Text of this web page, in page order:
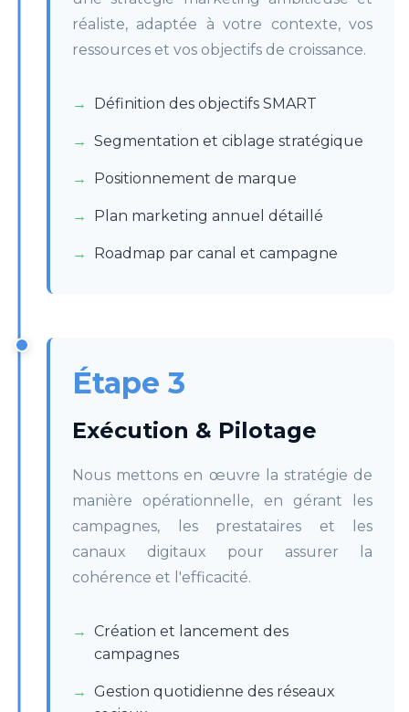
réaliste, adaptée à votre contexte, vos
ressources et vos objectifs de croissance.
Définition des objectifs SMART
Segmentation et ciblage stratégique
Positionnement de marque
Plan marketing annuel détaillé
Roadmap par canal et campagne
Étape 3
Exécution & Pilotage
Nous mettons en œuvre la stratégie de
manière opérationnelle, en gérant les
campagnes, les prestataires et les
canaux digitaux pour assurer la
cohérence et l'efficacité.
Création et lancement des
campagnes
Gestion quotidienne des réseaux